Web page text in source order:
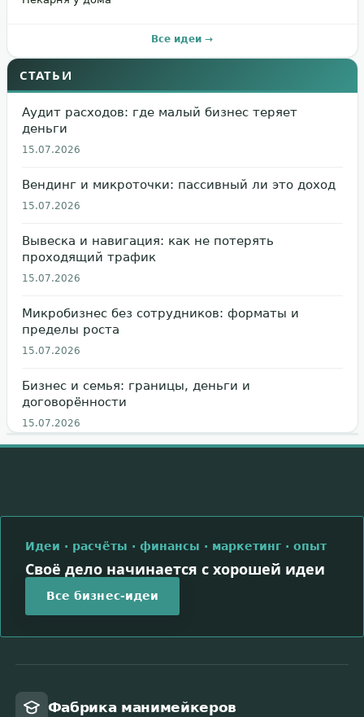
Все идеи →
СТАТЬИ
Аудит расходов: где малый бизнес теряет
деньги
15.07.2026
Вендинг и микроточки: пассивный ли это доход
15.07.2026
Вывеска и навигация: как не потерять
проходящий трафик
15.07.2026
Микробизнес без сотрудников: форматы и
пределы роста
15.07.2026
Бизнес и семья: границы, деньги и
договорённости
15.07.2026
Идеи · расчёты · финансы · маркетинг · опыт
Своё дело начинается с хорошей идеи
Все бизнес-идеи
Фабрика манимейкеров